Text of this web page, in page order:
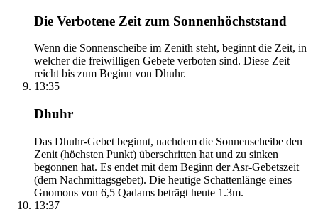
Die Verbotene Zeit zum Sonnenhöchststand
Wenn die Sonnenscheibe im Zenith steht, beginnt die Zeit, in
welcher die freiwilligen Gebete verboten sind. Diese Zeit
reicht bis zum Beginn von Dhuhr.
13:35
Dhuhr
Das Dhuhr-Gebet beginnt, nachdem die Sonnenscheibe den
Zenit (höchsten Punkt) überschritten hat und zu sinken
begonnen hat. Es endet mit dem Beginn der Asr-Gebetszeit
(dem Nachmittagsgebet). Die heutige Schattenlänge eines
Gnomons von 6,5 Qadams beträgt heute 1.3m.
13:37